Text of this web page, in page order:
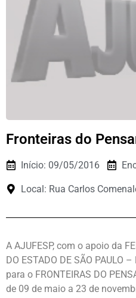
Fronteiras do
Início: 09/05/2016
Local: Rua Carlos
A AJUFESP, com o apoio da
DO ESTADO DE SÃO PAULO
para o FRONTEIRAS DO
de 09 de maio a 23 de